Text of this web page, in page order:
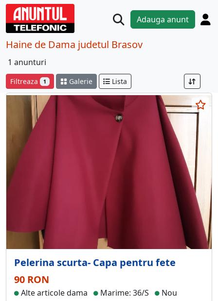
Adauga anunt
Haine de Dama judetul Brasov
1 anunturi
Filtreaza 1 Galerie Lista
Pelerina scurta- Capa pentru fete
90 RON
Alte articole dama Marime: 36/S
Nou